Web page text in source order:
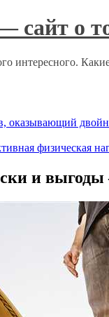
сайт о
интересного.
оказывающий
физическая
и выгоды